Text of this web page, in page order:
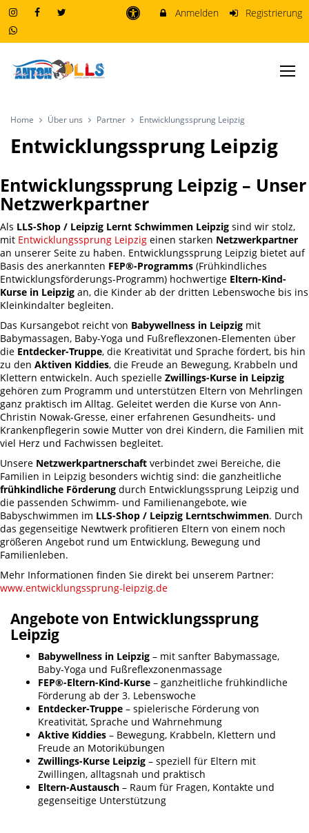
Anmelden Registrierung
Home Über uns Partner Entwicklungssprung Leipzig
Entwicklungssprung Leipzig
Entwicklungssprung Leipzig – Unser
Netzwerkpartner
Als LLS-Shop / Leipzig Lernt Schwimmen Leipzig sind wir stolz,
mit Entwicklungssprung Leipzig einen starken Netzwerkpartner
an unserer Seite zu haben. Entwicklungssprung Leipzig bietet auf
Basis des anerkannten FEP®-Programms (Frühkindliches
Entwicklungsförderungs-Programm) hochwertige Eltern-Kind-
Kurse in Leipzig an, die Kinder ab der dritten Lebenswoche bis ins
Kleinkindalter begleiten.
Das Kursangebot reicht von Babywellness in Leipzig mit
Babymassagen, Baby-Yoga und Fußreflexzonen-Elementen über
die Entdecker-Truppe, die Kreativität und Sprache fördert, bis hin
zu den Aktiven Kiddies, die Freude an Bewegung, Krabbeln und
Klettern entwickeln. Auch spezielle Zwillings-Kurse in Leipzig
gehören zum Programm und unterstützen Eltern von Mehrlingen
ganz praktisch im Alltag. Geleitet werden die Kurse von Ann-
Christin Nowak-Gresse, einer erfahrenen Gesundheits- und
Krankenpflegerin sowie Mutter von drei Kindern, die Familien mit
viel Herz und Fachwissen begleitet.
Unsere Netzwerkpartnerschaft verbindet zwei Bereiche, die
Familien in Leipzig besonders wichtig sind: die ganzheitliche
frühkindliche Förderung durch Entwicklungssprung Leipzig und
die passenden Schwimm- und Familienangebote, wie
Babyschwimmen im LLS-Shop / Leipzig Lerntschwimmen. Durch
das gegenseitige Newtwerk profitieren Eltern von einem noch
größeren Angebot rund um Entwicklung, Bewegung und
Familienleben.
Mehr Informationen finden Sie direkt bei unserem Partner:
www.entwicklungssprung-leipzig.de
Angebote von Entwicklungssprung
Leipzig
Babywellness in Leipzig – mit sanfter Babymassage,
Baby-Yoga und Fußreflexzonenmassage
FEP®-Eltern-Kind-Kurse – ganzheitliche frühkindliche
Förderung ab der 3. Lebenswoche
Entdecker-Truppe – spielerische Förderung von
Kreativität, Sprache und Wahrnehmung
Aktive Kiddies – Bewegung, Krabbeln, Klettern und
Freude an Motorikübungen
Zwillings-Kurse Leipzig – speziell für Eltern mit
Zwillingen, alltagsnah und praktisch
Eltern-Austausch – Raum für Fragen, Kontakte und
gegenseitige Unterstützung